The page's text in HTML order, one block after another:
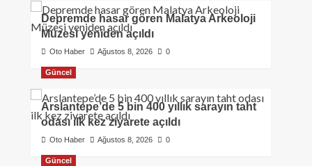
Depremde hasar gören Malatya Arkeoloji
Müzesi yeniden açıldı
Oto Haber Ağustos 8, 2026 0
Güncel
Arslantepe’de 5 bin 400 yıllık sarayın taht
odası ilk kez ziyarete açıldı
Oto Haber Ağustos 8, 2026 0
Güncel